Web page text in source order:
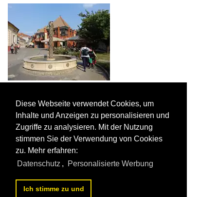
Peter Reiser
Ungarn / Südtransdanubien / Pecs
271 1200x900 Px, 03.12.2018 
Diese Webseite verwendet Cookies, um
Inhalte und Anzeigen zu personalisieren und
Zugriffe zu analysieren. Mit der Nutzung
stimmen Sie der Verwendung von Cookies
zu. Mehr erfahren:
Datenschutz , Personalisierte Werbung
Ich stimme zu und